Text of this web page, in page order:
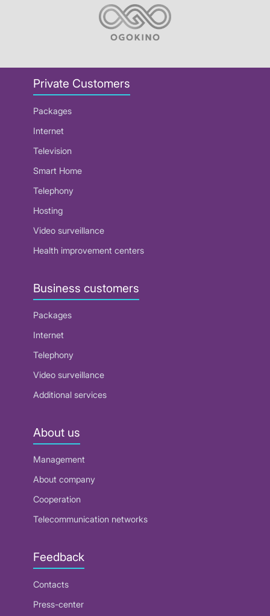
Private Customers
Packages
Internet
Television
Smart Home
Telephony
Hosting
Video surveillance
Health improvement centers
Business customers
Packages
Internet
Telephony
Video surveillance
Additional services
About us
Management
About company
Cooperation
Telecommunication networks
Feedback
Contacts
Press-center